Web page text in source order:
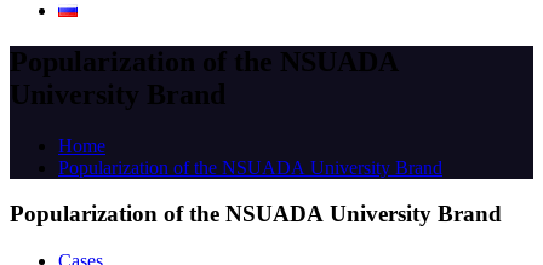
Popularization of the NSUADА
University Brand
Home
Popularization of the NSUADА University Brand
Popularization of the NSUADА University Brand
Cases